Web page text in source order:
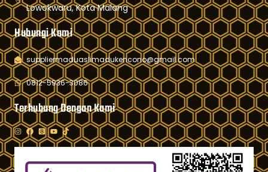
Lowokwaru, Kota Malang
Hubungi Kami
suppliermaduaslimadukencono@gmail.com
0812-5936-3086
Terhubung Dengan Kami